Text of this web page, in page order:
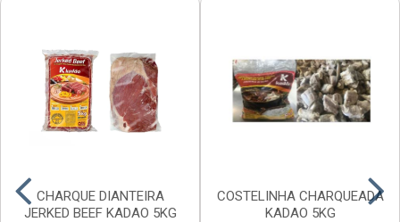
CHARQUE DIANTEIRA
JERKED BEEF KADAO 5KG
COSTELINHA CHARQUEADA
KADAO 5KG